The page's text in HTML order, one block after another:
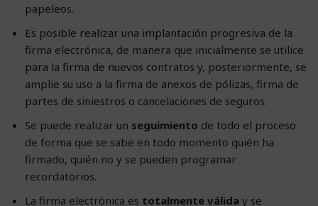
papeleos.
Es posible realizar una implantación progresiva de la
firma electrónica, de manera que inicialmente se utilice
para la firma de nuevos contratos y, posteriormente, se
amplie su uso a la firma de anexos de pólizas, firma de
partes de siniestros o cancelaciones de seguros.
Se puede realizar un seguimiento de todo el proceso
de forma que se sabe en todo momento quién ha
firmado, quién no y se pueden programar
recordatorios.
La firma electrónica es totalmente válida y se